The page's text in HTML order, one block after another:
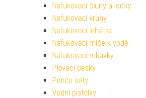
Nafukovací čluny a loďky
Nafukovací kruhy
Nafukovací lehátka
Nafukovací míče k vodě
Nafukovací rukávky
Plovací desky
Pončo sety
Vodní pistolky